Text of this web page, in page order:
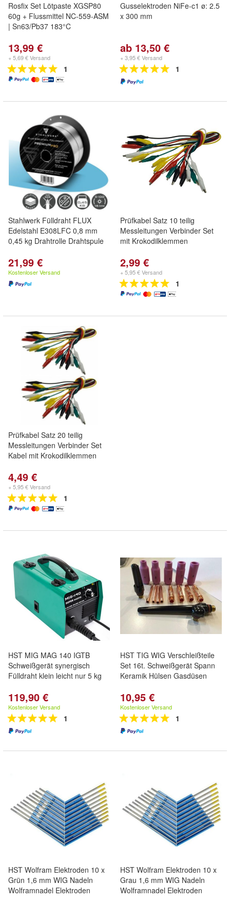
Rosfix Set Lötpaste XGSP80
60g + Flussmittel NC-559-ASM
| Sn63/Pb37 183°C
13,99 €
+ 5,69 € Versand
1
Gusselektroden NiFe-c1 ø: 2.5
x 300 mm
ab 13,50 €
+ 3,95 € Versand
1
Stahlwerk Fülldraht FLUX
Edelstahl E308LFC 0,8 mm
0,45 kg Drahtrolle Drahtspule
21,99 €
Kostenloser Versand
Prüfkabel Satz 10 teilig
Messleitungen Verbinder Set
mit Krokodilklemmen
2,99 €
+ 5,95 € Versand
1
Prüfkabel Satz 20 teilig
Messleitungen Verbinder Set
Kabel mit Krokodilklemmen
4,49 €
+ 5,95 € Versand
1
HST MIG MAG 140 IGTB
Schweißgerät synergisch
Fülldraht klein leicht nur 5 kg
119,90 €
Kostenloser Versand
1
HST TIG WIG Verschleißteile
Set 16t. Schweißgerät Spann
Keramik Hülsen Gasdüsen
10,95 €
Kostenloser Versand
1
HST Wolfram Elektroden 10 x
Grün 1,6 mm WIG Nadeln
Wolframnadel Elektroden
HST Wolfram Elektroden 10 x
Grau 1,6 mm WIG Nadeln
Wolframnadel Elektroden